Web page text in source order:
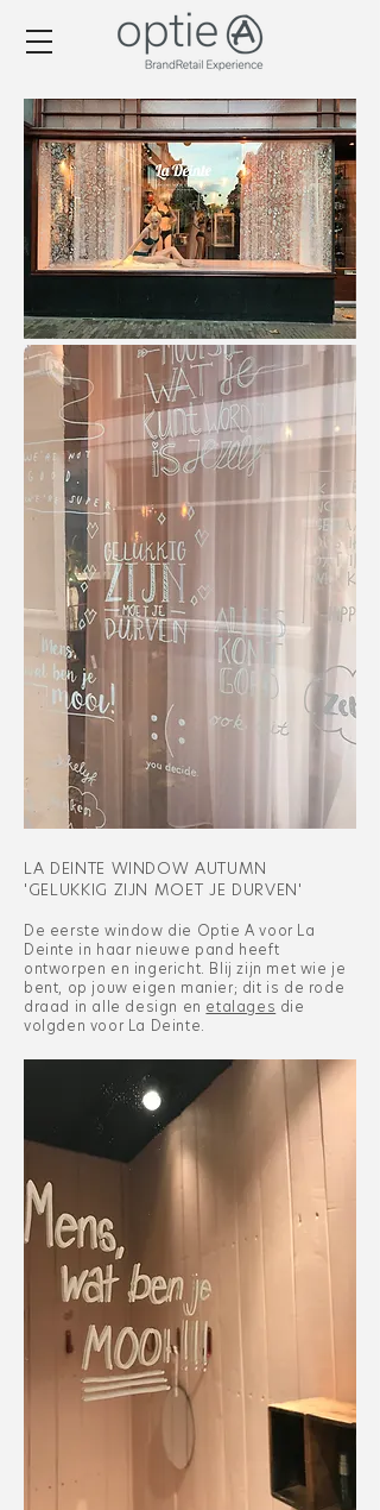
LA DEINTE WINDOW AUTUMN
'GELUKKIG ZIJN MOET JE DURVEN'
De eerste window die Optie A voor La
Deinte in haar nieuwe pand heeft
ontworpen en ingericht. Blij zijn met wie je
bent, op jouw eigen manier; dit is de rode
draad in alle design en etalages die
volgden voor La Deinte.